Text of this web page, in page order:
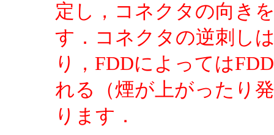
定し，コネクタの向き
す．コネクタの逆刺し
り，FDDによっては
れる（煙が上がったり
ります．